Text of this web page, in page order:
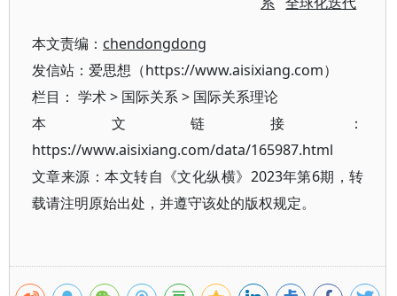
本文责编： chendongdong
发信站：爱思想（https://www.aisixiang.com）
栏目： 学术> 国际关系> 国际关系理论
本文链接：
https://www.aisixiang.com/data/165987.html
文章来源：本文转自《文化纵横》2023年第6期，转
载请注明原始出处，并遵守该处的版权规定。